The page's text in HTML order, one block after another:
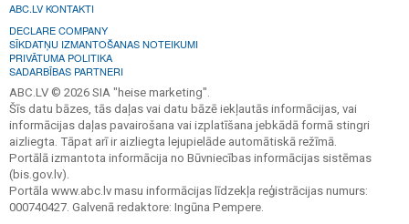
ABC.LV KONTAKTI
DECLARE COMPANY
SĪKDATŅU IZMANTOŠANAS NOTEIKUMI
PRIVĀTUMA POLITIKA
SADARBĪBAS PARTNERI
ABC.LV © 2026 SIA "heise marketing".
Šīs datu bāzes, tās daļas vai datu bāzē iekļautās informācijas, vai
informācijas daļas pavairošana vai izplatīšana jebkādā formā stingri
aizliegta. Tāpat arī ir aizliegta lejupielāde automātiskā režīmā.
Portālā izmantota informācija no Būvniecības informācijas sistēmas
(bis.gov.lv).
Portāla www.abc.lv masu informācijas līdzekļa reģistrācijas numurs:
000740427. Galvenā redaktore: Ingūna Pempere.